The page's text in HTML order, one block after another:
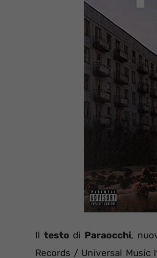
Il testo di Paraocchi,
Records / Universal